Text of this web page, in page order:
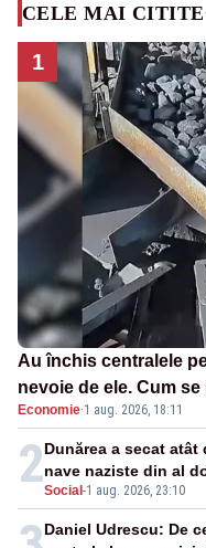
CELE MAI CITITE
1
Au închis centralele
nevoie de ele. Cum
energetică
Economie·1 aug. 2026, 18:11
2Social -1 aug. 2026, 23:10
Dunărea a secat
nave naziste din al
Daniel Udrescu: De